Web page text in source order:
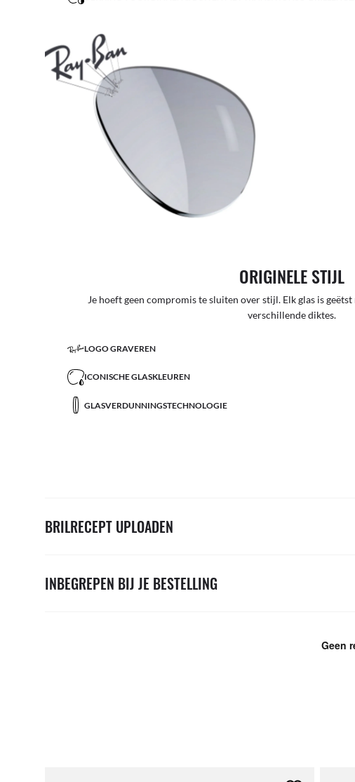
ORIGINELE STIJL
Je hoeft geen compromis te sluiten over stijl. Elk glas is
verschillende diktes.
LOGO GRAVEREN
ICONISCHE GLASKLEUREN
GLASVERDUNNINGSTECHNOLOGIE
BRILRECEPT UPLOADEN
INBEGREPEN BIJ JE BESTELLING